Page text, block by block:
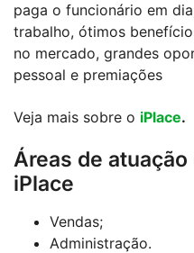
paga o funcionário em
trabalho, ótimos
no mercado, grandes
pessoal e premiações
Veja mais sobre o iPlace.
Áreas de
iPlace
Vendas;
Administração.